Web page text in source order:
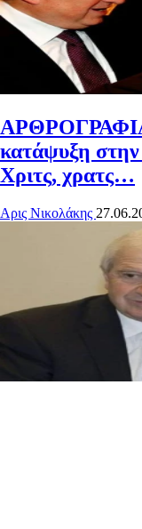
κατάψυξη
Χριτς, χρατς…
Αρις Νικολάκης